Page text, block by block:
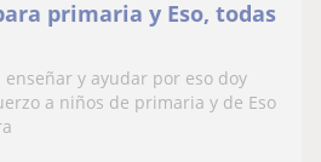
primaria y Eso, todas
y ayudar por eso doy
a niños de primaria y de Eso